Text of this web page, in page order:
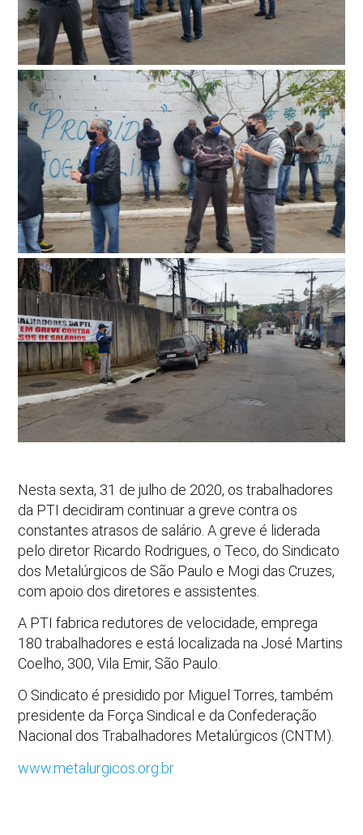
Nesta sexta, 31 de julho de 2020, os trabalhadores
da PTI decidiram continuar a greve contra os
constantes atrasos de salário. A greve é liderada
pelo diretor Ricardo Rodrigues, o Teco, do Sindicato
dos Metalúrgicos de São Paulo e Mogi das Cruzes,
com apoio dos diretores e assistentes.
A PTI fabrica redutores de velocidade, emprega
180 trabalhadores e está localizada na José Martins
Coelho, 300, Vila Emir, São Paulo.
O Sindicato é presidido por Miguel Torres, também
presidente da Força Sindical e da Confederação
Nacional dos Trabalhadores Metalúrgicos (CNTM).
www.metalurgicos.org.br